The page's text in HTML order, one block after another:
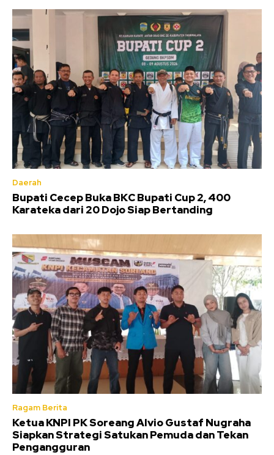
Daerah
Bupati Cecep Buka BKC Bupati Cup 2, 400
Karateka dari 20 Dojo Siap Bertanding
Ragam Berita
Ketua KNPI PK Soreang Alvio Gustaf Nugraha
Siapkan Strategi Satukan Pemuda dan Tekan
Pengangguran